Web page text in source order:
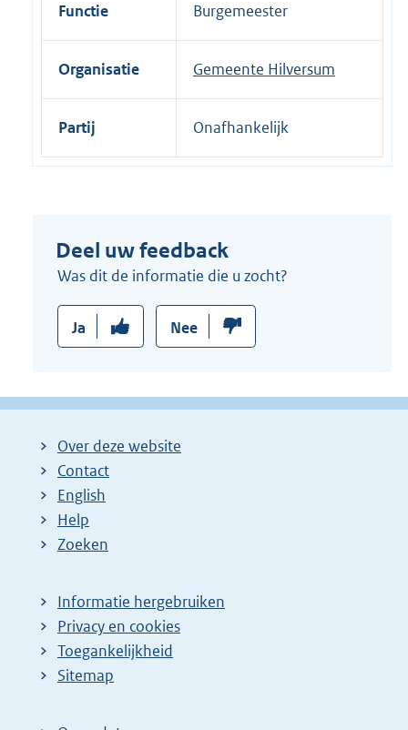
Functie Burgemeester
Organisatie Gemeente Hilversum
Partij Onafhankelijk
Deel uw feedback
Was dit de informatie die u zocht?
Ja Nee
Over deze website
Contact
English
Help
Zoeken
Informatie hergebruiken
Privacy en cookies
Toegankelijkheid
Sitemap